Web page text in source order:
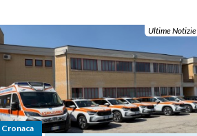
Ultime Notizie
Cronaca